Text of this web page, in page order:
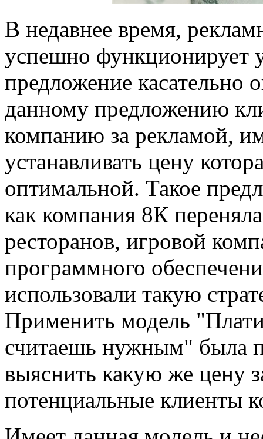
В недавнее время,
успешно функционирует
предложение касательно
данному предложению
компанию за рекламой,
устанавливать цену
оптимальной. Такое
как компания 8К
ресторанов, игровой
программного
использовали такую
Применить модель "Плати
считаешь нужным" была
выяснить какую же цену
потенциальные клиенты